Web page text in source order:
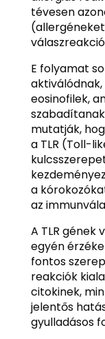
tévesen
E folyamat
eosinofilek,
mutatják,
a TLR (Toll-
a
az
A TLR gének
egyén
fontos
reakciók
citokinek,
jelentős
gyulladásos